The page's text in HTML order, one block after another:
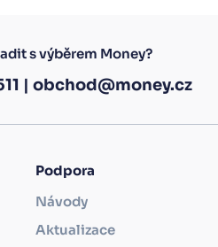
s výběrem Money?
| obchod@money.cz
Podpora
Návody
Aktualizace